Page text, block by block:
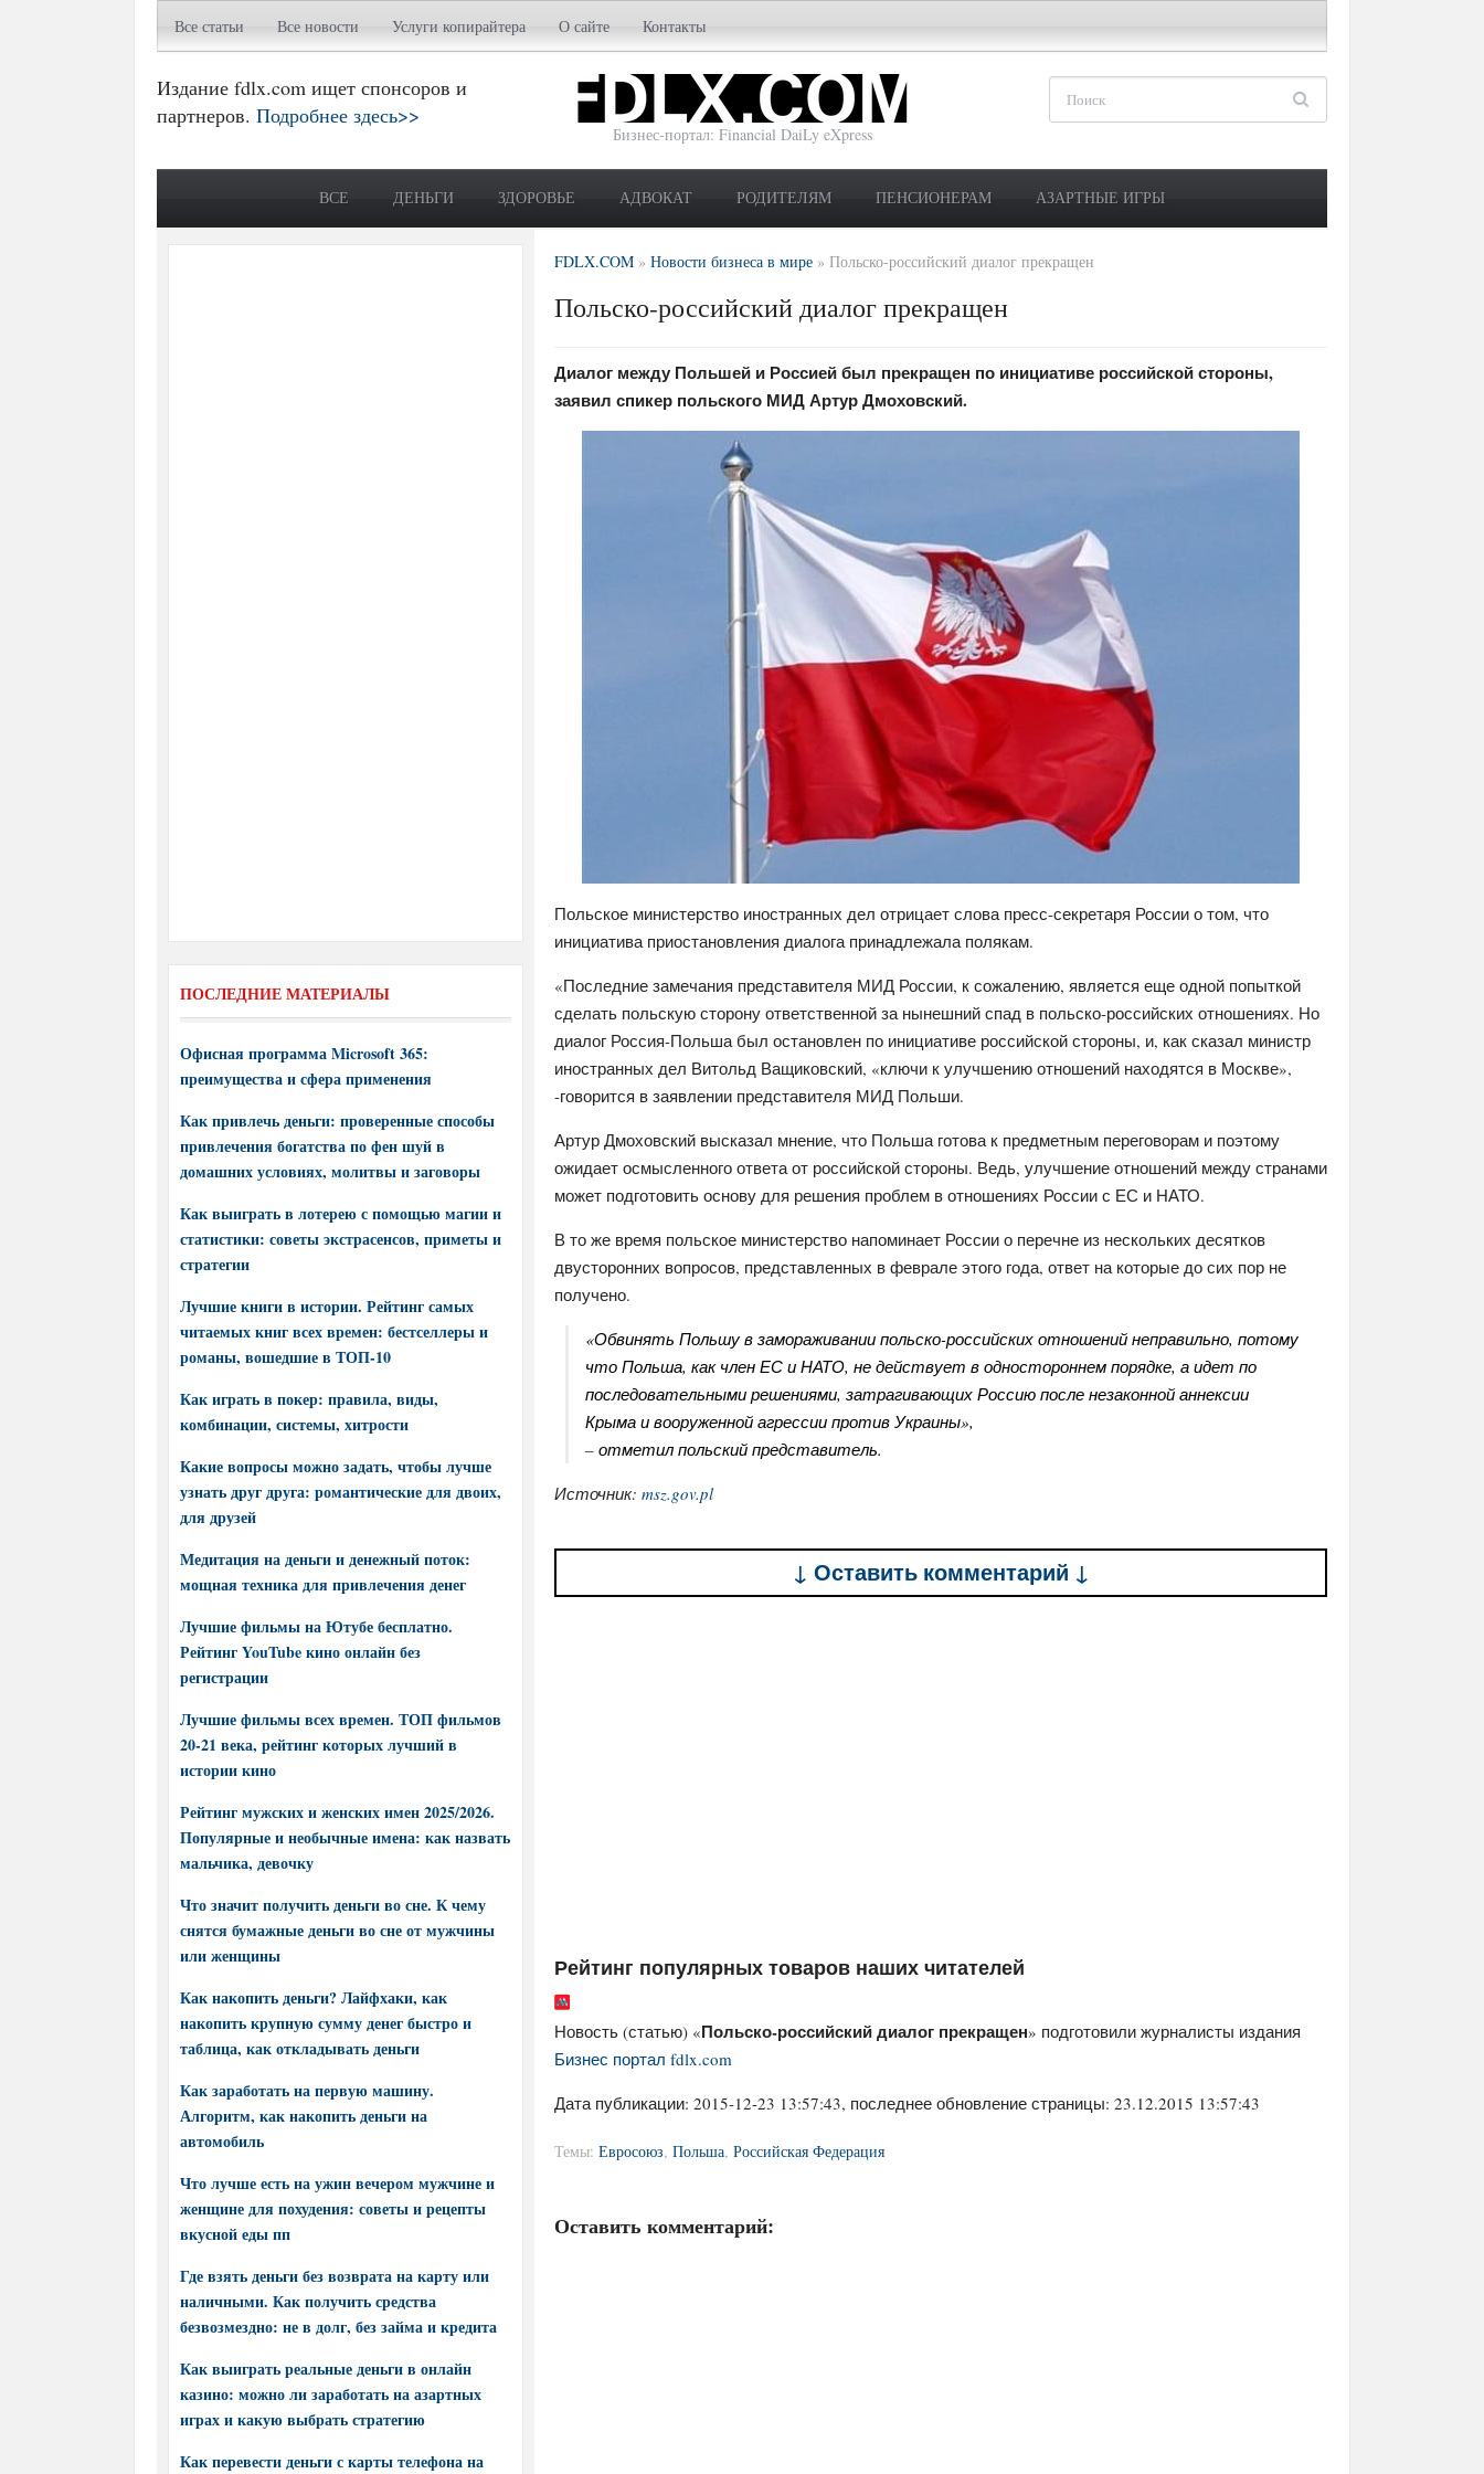
Все статьи Все новости Услуги копирайтера О сайте Контакты
Издание fdlx.com ищет спонсоров и
партнеров. Подробнее здесь>>
Бизнес-портал: Financial DaiLy eXpress
ВСЕ ДЕНЬГИ ЗДОРОВЬЕ АДВОКАТ РОДИТЕЛЯМ ПЕНСИОНЕРАМ АЗАРТНЫЕ ИГРЫ
FDLX.COM » Новости бизнеса в мире » Польско-российский диалог прекращен
Польско-российский диалог прекращен
Диалог между Польшей и Россией был прекращен по инициативе российской стороны,
заявил спикер польского МИД Артур Дмоховский.
Польское министерство иностранных дел отрицает слова пресс-секретаря России о том, что
инициатива приостановления диалога принадлежала полякам.
«Последние замечания представителя МИД России, к сожалению, является еще одной попыткой
сделать польскую сторону ответственной за нынешний спад в польско-российских отношениях. Но
диалог Россия-Польша был остановлен по инициативе российской стороны, и, как сказал министр
иностранных дел Витольд Ващиковский, «ключи к улучшению отношений находятся в Москве»,
-говорится в заявлении представителя МИД Польши.
Артур Дмоховский высказал мнение, что Польша готова к предметным переговорам и поэтому
ожидает осмысленного ответа от российской стороны. Ведь, улучшение отношений между странами
может подготовить основу для решения проблем в отношениях России с ЕС и НАТО.
В то же время польское министерство напоминает России о перечне из нескольких десятков
двусторонних вопросов, представленных в феврале этого года, ответ на которые до сих пор не
получено.
«Обвинять Польшу в замораживании польско-российских отношений неправильно, потому
что Польша, как член ЕС и НАТО, не действует в одностороннем порядке, а идет по
последовательными решениями, затрагивающих Россию после незаконной аннексии
Крыма и вооруженной агрессии против Украины»,
– отметил польский представитель.
Источник: msz.gov.pl
↓ Оставить комментарий ↓
Рейтинг популярных товаров наших читателей
Новость (статью) «Польско-российский диалог прекращен» подготовили журналисты издания
Бизнес портал fdlx.com
Дата публикации: 2015-12-23 13:57:43, последнее обновление страницы: 23.12.2015 13:57:43
Темы: Евросоюз, Польша, Российская Федерация
Оставить комментарий:
ПОСЛЕДНИЕ МАТЕРИАЛЫ
Офисная программа Microsoft 365:
преимущества и сфера применения
Как привлечь деньги: проверенные способы
привлечения богатства по фен шуй в
домашних условиях, молитвы и заговоры
Как выиграть в лотерею с помощью магии и
статистики: советы экстрасенсов, приметы и
стратегии
Лучшие книги в истории. Рейтинг самых
читаемых книг всех времен: бестселлеры и
романы, вошедшие в ТОП-10
Как играть в покер: правила, виды,
комбинации, системы, хитрости
Какие вопросы можно задать, чтобы лучше
узнать друг друга: романтические для двоих,
для друзей
Медитация на деньги и денежный поток:
мощная техника для привлечения денег
Лучшие фильмы на Ютубе бесплатно.
Рейтинг YouTube кино онлайн без
регистрации
Лучшие фильмы всех времен. ТОП фильмов
20-21 века, рейтинг которых лучший в
истории кино
Рейтинг мужских и женских имен 2025/2026.
Популярные и необычные имена: как назвать
мальчика, девочку
Что значит получить деньги во сне. К чему
снятся бумажные деньги во сне от мужчины
или женщины
Как накопить деньги? Лайфхаки, как
накопить крупную сумму денег быстро и
таблица, как откладывать деньги
Как заработать на первую машину.
Алгоритм, как накопить деньги на
автомобиль
Что лучше есть на ужин вечером мужчине и
женщине для похудения: советы и рецепты
вкусной еды пп
Где взять деньги без возврата на карту или
наличными. Как получить средства
безвозмездно: не в долг, без займа и кредита
Как выиграть реальные деньги в онлайн
казино: можно ли заработать на азартных
играх и какую выбрать стратегию
Как перевести деньги с карты телефона на